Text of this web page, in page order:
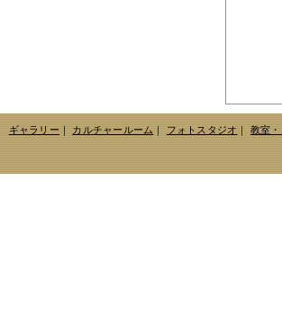
2018年07月（2件）
2018年06月（5件）
2018年05月（4件）
2018年03月（4件）
ギャラリー｜ カルチャールーム｜ フォトスタジオ｜ 教室